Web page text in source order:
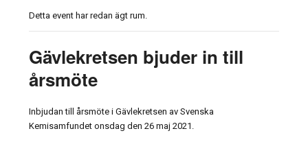
Detta event har redan ägt rum.
Gävlekretsen bjuder in till
årsmöte
Inbjudan till årsmöte i Gävlekretsen av Svenska
Kemisamfundet onsdag den 26 maj 2021.